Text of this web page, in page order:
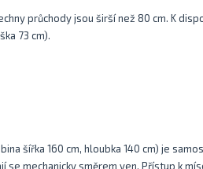
průchody jsou širší než 80 cm. K
73 cm).
šířka 160 cm, hloubka 140 cm) je
se mechanicky směrem ven. Přístup k